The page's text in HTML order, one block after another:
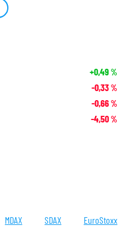
+0,49%
-0,33%
-0,66%
-4,50%
MDAX SDAX EuroStoxx